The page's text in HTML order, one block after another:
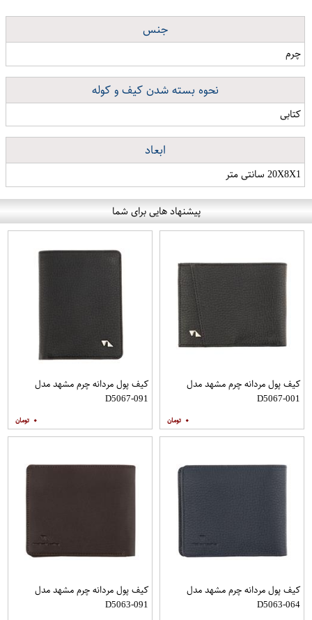
جنس
چرم
نحوه بسته شدن کیف و کوله
کتابی
ابعاد
20X8X1 سانتی متر
پیشنهاد هایی برای شما
کیف پول مردانه چرم مشهد مدل
D5067-001
۰
کیف پول مردانه چرم مشهد مدل
D5067-091
۰
کیف پول مردانه چرم مشهد مدل
D5063-064
کیف پول مردانه چرم مشهد مدل
D5063-091